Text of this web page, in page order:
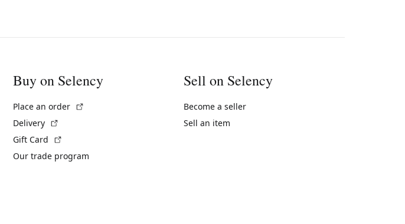
Buy on Selency
Place an order
Delivery
Gift Card
Our trade program
Sell on Selency
Become a seller
Sell an item